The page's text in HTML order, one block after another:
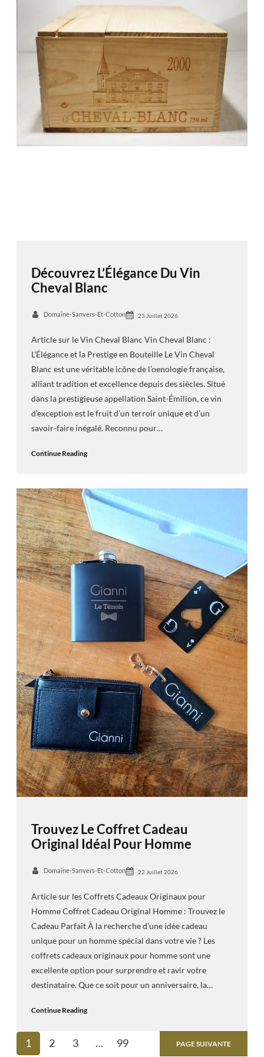
Découvrez L’Élégance Du Vin
Cheval Blanc
Domaine-Sanvers-Et-Cotton 23 Juillet 2026
Article sur le Vin Cheval Blanc Vin Cheval Blanc :
L’Élégance et la Prestige en Bouteille Le Vin Cheval
Blanc est une véritable icône de l’oenologie française,
alliant tradition et excellence depuis des siècles. Situé
dans la prestigieuse appellation Saint-Émilion, ce vin
d’exception est le fruit d’un terroir unique et d’un
savoir-faire inégalé. Reconnu pour…
Continue Reading
Trouvez Le Coffret Cadeau
Original Idéal Pour Homme
Domaine-Sanvers-Et-Cotton 22 Juillet 2026
Article sur les Coffrets Cadeaux Originaux pour
Homme Coffret Cadeau Original Homme : Trouvez le
Cadeau Parfait À la recherche d’une idée cadeau
unique pour un homme spécial dans votre vie ? Les
coffrets cadeaux originaux pour homme sont une
excellente option pour surprendre et ravir votre
destinataire. Que ce soit pour un anniversaire, la…
Continue Reading
1 2 3 … 99 PAGE SUIVANTE